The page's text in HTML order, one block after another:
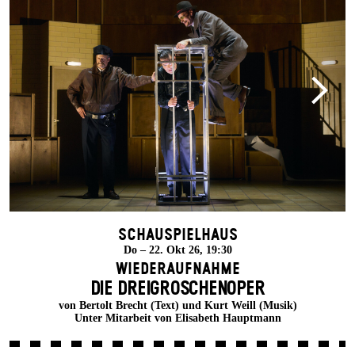
Schauspielhaus
Do – 22. Okt 26, 19:30
Wiederaufnahme
DIE DREI­GROSCHEN­OPER
von Bertolt Brecht (Text) und Kurt Weill (Musik)
Unter Mitarbeit von Elisabeth Hauptmann